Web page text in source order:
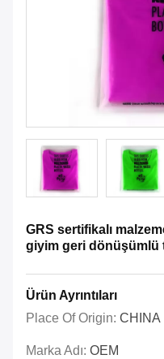
GRS sertifikalı
giyim geri dönüşümlü
Ürün Ayrıntıları
Place Of Origin: CHINA
Marka Adı: OEM